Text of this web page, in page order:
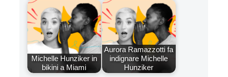
Michelle Hunziker in
bikini a Miami
Aurora Ramazzotti fa
indignare Michelle
Hunziker